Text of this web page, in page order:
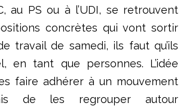
au PS ou à l’UDI, se retrouvent
concrètes qui vont sortir
travail de samedi, ils faut qu’ils
en tant que personnes. L’idée
faire adhérer à un mouvement
de les regrouper autour